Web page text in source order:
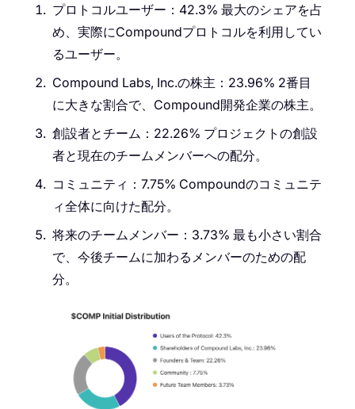
プロトコルユーザー：42.3% 最大のシェアを占
め、実際にCompoundプロトコルを利用してい
るユーザー。
Compound Labs, Inc.の株主：23.96% 2番目
に大きな割合で、Compound開発企業の株主。
創設者とチーム：22.26% プロジェクトの創設
者と現在のチームメンバーへの配分。
コミュニティ：7.75% Compoundのコミュニテ
ィ全体に向けた配分。
将来のチームメンバー：3.73% 最も小さい割合
で、今後チームに加わるメンバーのための配
分。